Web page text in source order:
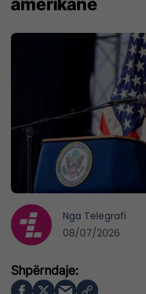
amerikane
Nga Telegrafi
08/07/2026